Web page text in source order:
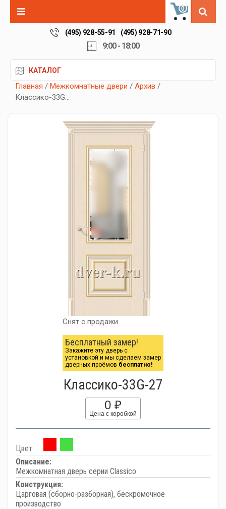
0
(495) 928-55-91 (495) 928-71-90
9:00 - 18:00
КАТАЛОГ
Главная / Межкомнатные двери / Архив /
Классико-33G...
Снят с продажи
Бесплатный замер!
Закажите эту дверь с
установкой и мы сделаем замер
дверных проёмов бесплатно!
Классико-33G-27
0 ₽
Цена с коробкой
Цвет:
Описание:
Межкомнатная дверь серии Classico
Конструкция:
Царговая (сборно-разборная), бескромочное
производство